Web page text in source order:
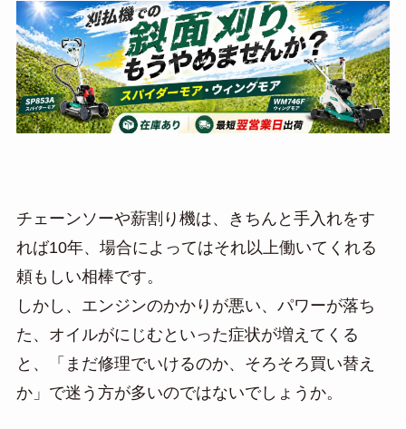
チェーンソーや薪割り機は、きちんと手入れをす
れば10年、場合によってはそれ以上働いてくれる
頼もしい相棒です。
しかし、エンジンのかかりが悪い、パワーが落ち
た、オイルがにじむといった症状が増えてくる
と、「まだ修理でいけるのか、そろそろ買い替え
か」で迷う方が多いのではないでしょうか。